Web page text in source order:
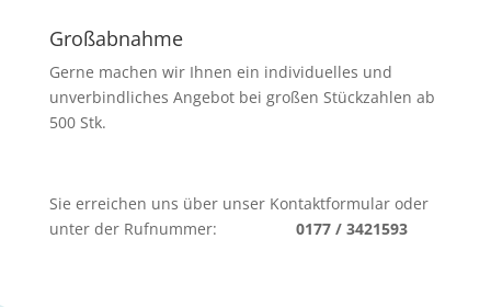
Großabnahme
Gerne machen wir Ihnen ein individuelles und
unverbindliches Angebot bei großen Stückzahlen ab
500 Stk.
Sie erreichen uns über unser Kontaktformular oder
unter der Rufnummer: 0177 / 3421593